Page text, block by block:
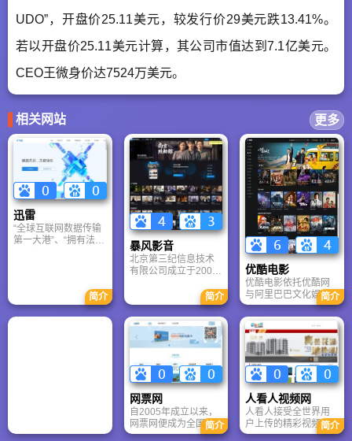
UDO”，开盘价25.11美元，较发行价29美元跌13.41%。
若以开盘价25.11美元计算，其公司市值达到7.1亿美元。
CEO王微身价达7524万美元。
相关网站 更多
迅雷
“全球互联网数据传输
第一大港”、“拥有法拉
但是今天，作为中国
最大的数字内容发行
网络，迅雷正在加速
简介
暴风影音
北京第三纪信息技术
有限公司成立于2005
新、兼容并蓄”的企业
精神，以“让欢乐在玩
家间不停分享传递”为
宗旨，以打造国产原
创精品网络游戏为目
标，以发展跨网络平
台和数字娱乐技术为
核心竞争力，以包括
PC 、移动无线等终端
为运营载体。
简介
优酷电影
优酷电影依托优酷网
与阿里巴巴文化娱乐
集团资源，打造海量
正版高清电影平台。
平台聚合超19000部
影片，涵盖最新院线
大片、经典老片及独
家自制内容，支持BD
蓝光、4K画质与帧享
60帧播放，24小时持
续更新。无广告、无
弹窗的清洁观影环
境，搭配智能推荐与
多终端适配，为用户
简介
网票网
自2005年成立以来，
网票网便成为全国各
大城市的电子票务与
简介
人看人视频网
人看人接受全世界用
户上传的精彩视频作
品，并把最有价值的
简介